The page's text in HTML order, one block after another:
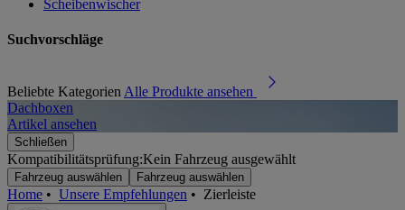
Scheibenwischer
Suchvorschläge
Beliebte Kategorien Alle Produkte ansehen
Dachboxen
Artikel ansehen
Schließen
Kompatibilitätsprüfung:Kein Fahrzeug ausgewählt
Fahrzeug auswählen Fahrzeug auswählen
Home • Unsere Empfehlungen • Zierleiste